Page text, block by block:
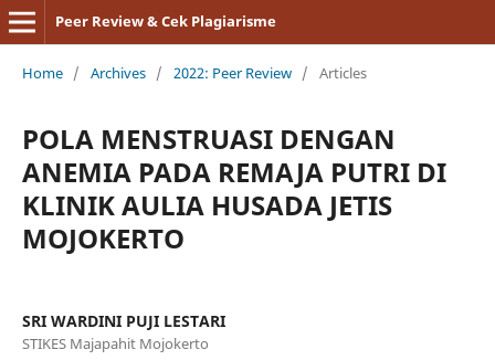
Peer Review & Cek Plagiarisme
Home / Archives / 2022: Peer Review / Articles
POLA MENSTRUASI DENGAN
ANEMIA PADA REMAJA PUTRI DI
KLINIK AULIA HUSADA JETIS
MOJOKERTO
SRI WARDINI PUJI LESTARI
STIKES Majapahit Mojokerto